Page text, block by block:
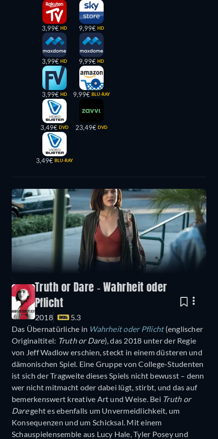
3,99€ HD
3,99€ HD
3,99€ HD
3,49€ DVD
3,49€ BLU-RAY
9,99€ HD
9,99€ HD
9,99€ BLU-RAY
23,49€ DVD
Truth or Dare - Wahrheit oder
Pflicht
2018
5.3
Das Übernatürliche in Wahrheit oder Pflicht(englischer
Originaltitel: Truth or Dare), das 2018 unter der Regie
von Jeff Wadlow erschien, steckt in einem düsteren und
dämonischen Spiel. Eine Gruppe von College-Studenten
ist sich der Tragweite dieses Spiels nicht bewusst – denn
wer nicht mitmacht oder dabei lügt, stirbt, und das auf
bemerkenswert kreative Art und Weise. Bei Truth or
Daregeht es ebenfalls um Unvermeidlichkeit, um
Konsequenzen und um Schicksal. Mit einem
Schauspielensemble aus Lucy Hale, Tyler Posey und